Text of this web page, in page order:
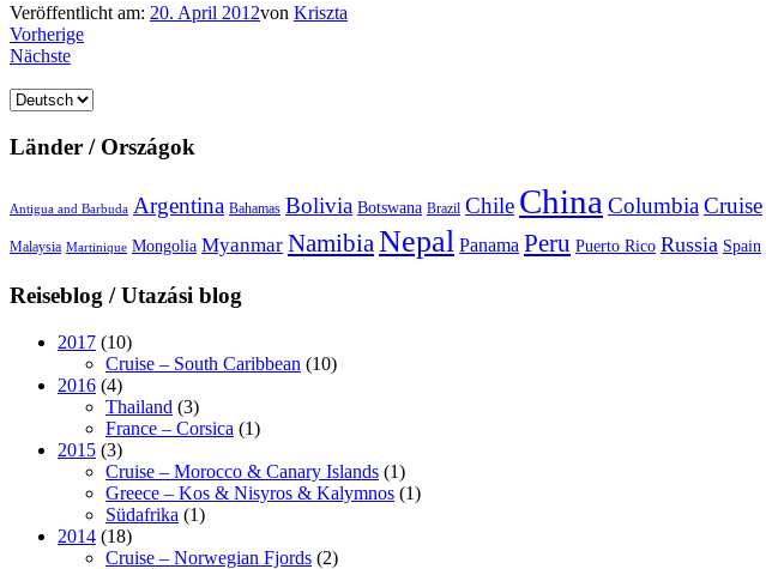
Veröffentlicht am: 20. April 2012von Kriszta
Vorherige
Nächste
Sprache
Länder / Országok
Antigua and Barbuda Argentina Bahamas Bolivia Botswana Brazil Chile China ColumbiaCruise
Malaysia Martinique Mongolia Myanmar NamibiaNepal Panama Peru Puerto Rico Russia Spain
Reiseblog / Utazási blog
2017 (10)
Cruise – South Caribbean (10)
2016 (4)
Thailand (3)
France – Corsica (1)
2015 (3)
Cruise – Morocco & Canary Islands (1)
Greece – Kos & Nisyros & Kalymnos (1)
Südafrika (1)
2014 (18)
Cruise – Norwegian Fjords (2)